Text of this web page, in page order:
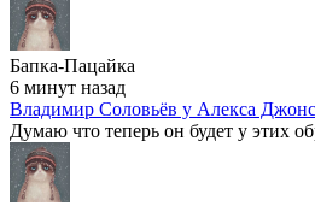
Бапка-Пацайка
6 минут назад
Владимир Соловьёв у Алекса
Думаю что теперь он будет у этих